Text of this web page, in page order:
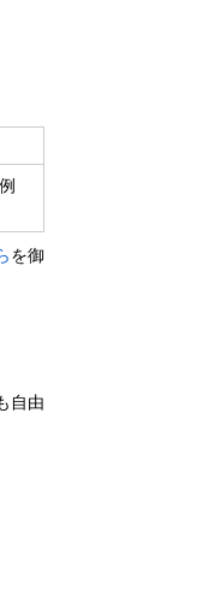
を御
自由